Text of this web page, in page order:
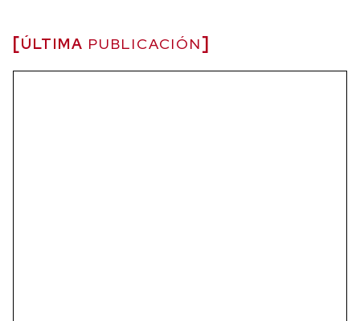
ÚLTIMA PUBLICACIÓN